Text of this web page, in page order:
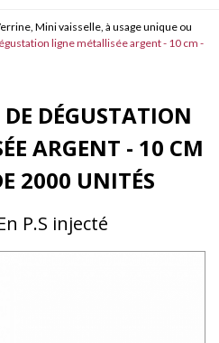
Mini vaisselle, à usage unique ou
ligne métallisée argent - 10 cm -
DÉGUSTATION
ARGENT - 10 CM
2000 UNITÉS
P.S injecté